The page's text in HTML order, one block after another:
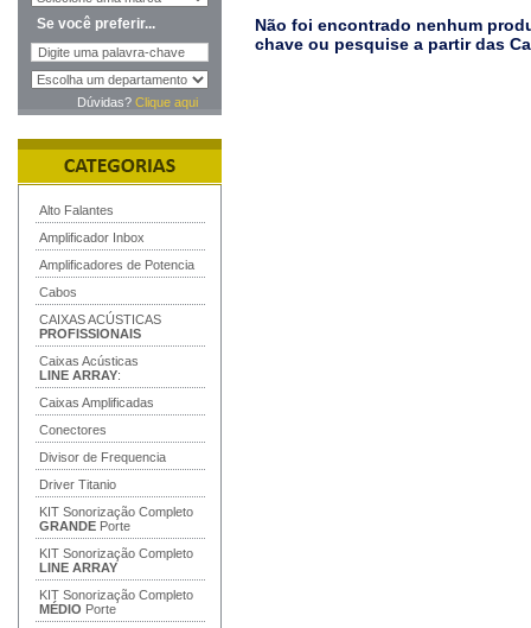
Se você preferir...
Dúvidas? Clique aqui
Alto Falantes
Amplificador Inbox
Amplificadores de Potencia
Cabos
CAIXAS ACÚSTICAS
PROFISSIONAIS
Caixas Acústicas
LINE ARRAY:
Caixas Amplificadas
Conectores
Divisor de Frequencia
Driver Titanio
KIT Sonorização Completo
GRANDE Porte
KIT Sonorização Completo
LINE ARRAY
KIT Sonorização Completo
MÉDIO Porte
Não foi encontrado nenhum
chave ou pesquise a partir das